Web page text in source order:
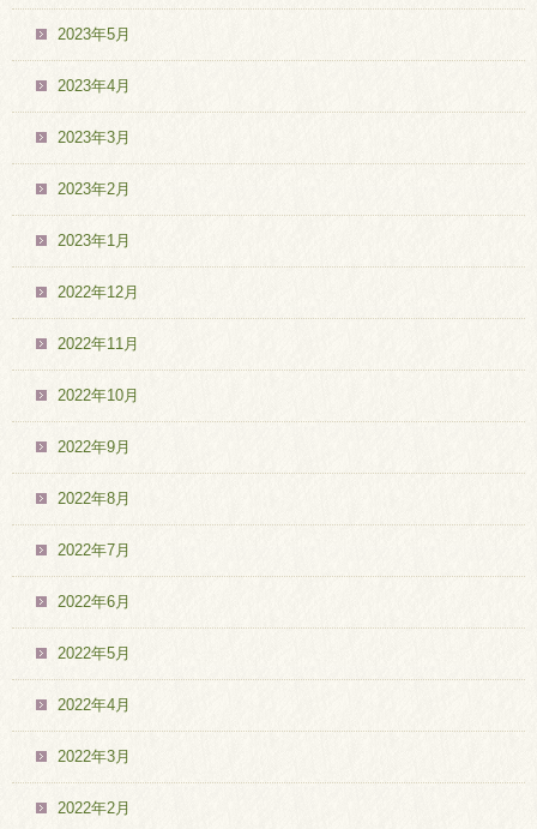
2023年5月
2023年4月
2023年3月
2023年2月
2023年1月
2022年12月
2022年11月
2022年10月
2022年9月
2022年8月
2022年7月
2022年6月
2022年5月
2022年4月
2022年3月
2022年2月